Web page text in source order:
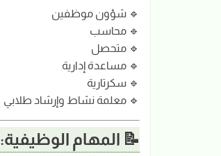
🔹 شؤون موظفين
🔹 محاسب
🔹 متحصل
🔹 مساعدة إدارية
🔹 سكرتارية
🔹 معلمة نشاط وإرشاد طلابي
📝 المهام الوظيفية: